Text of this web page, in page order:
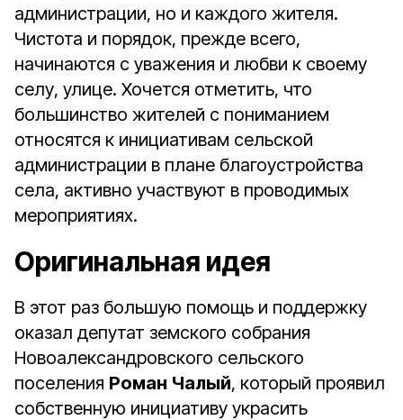
администрации, но и каждого жителя.
Чистота и порядок, прежде всего,
начинаются с уважения и любви к своему
селу, улице. Хочется отметить, что
большинство жителей с пониманием
относятся к инициативам сельской
администрации в плане благоустройства
села, активно участвуют в проводимых
мероприятиях.
Оригинальная идея
В этот раз большую помощь и поддержку
оказал депутат земского собрания
Новоалександровского сельского
поселения Роман Чалый, который проявил
собственную инициативу украсить